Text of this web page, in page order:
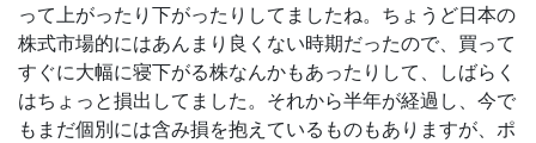
って上がったり下がったりしてましたね。ちょうど日本の
株式市場的にはあんまり良くない時期だったので、買って
すぐに大幅に寝下がる株なんかもあったりして、しばらく
はちょっと損出してました。それから半年が経過し、今で
もまだ個別には含み損を抱えているものもありますが、ポ